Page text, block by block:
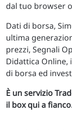
dal tuo browser
Dati di borsa,
ultima
prezzi, Segnali
Didattica Online,
di borsa ed
È un servizio
il box qui a